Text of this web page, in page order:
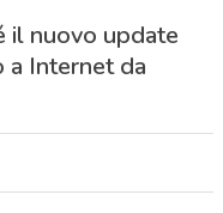
il nuovo update
a Internet da